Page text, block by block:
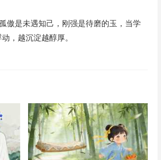
傲是未遇知己，刚强是待磨的玉，当学
，越沉淀越醇厚。